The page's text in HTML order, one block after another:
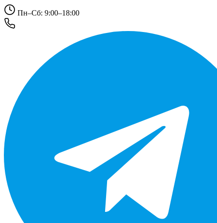
Пн–Сб: 9:00–18:00